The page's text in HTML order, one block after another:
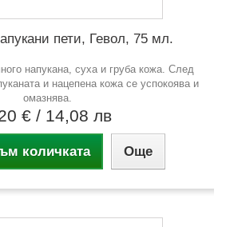
пети, Гевол, 75 мл.
напукана, суха и груба кожа. След
и нацепена кожа се успокоява и
омазнява.
€ / 14,08 лв
количката Още